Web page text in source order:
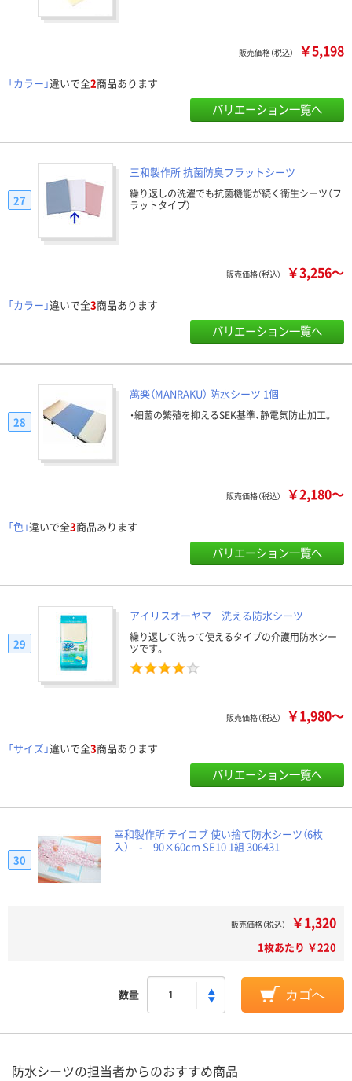
販売価格（税込） ￥5,198
「カラー」違いで全2商品あります
バリエーション一覧へ
三和製作所 抗菌防臭フラットシーツ
繰り返しの洗濯でも抗菌機能が続く衛生シーツ（フ
ラットタイプ）
27
販売価格（税込） ￥3,256～
「カラー」違いで全3商品あります
バリエーション一覧へ
萬楽（MANRAKU） 防水シーツ 1個
・細菌の繁殖を抑えるSEK基準、静電気防止加工。
28
販売価格（税込） ￥2,180～
「色」違いで全3商品あります
バリエーション一覧へ
アイリスオーヤマ 洗える防水シーツ
繰り返して洗って使えるタイプの介護用防水シー
ツです。
29
販売価格（税込） ￥1,980～
「サイズ」違いで全3商品あります
バリエーション一覧へ
幸和製作所 テイコブ 使い捨て防水シーツ（6枚
入） - 90×60cm SE10 1組 306431
30
販売価格（税込） ￥1,320
1枚あたり ￥220
数量 カゴへ
防水シーツの担当者からのおすすめ商品